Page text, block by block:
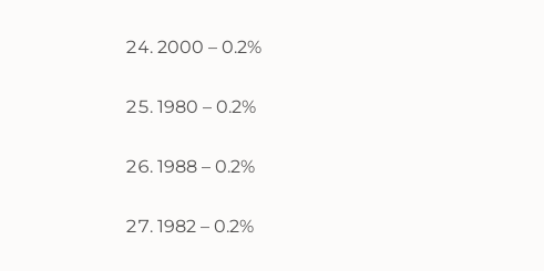
2000 – 0.2%
1980 – 0.2%
1988 – 0.2%
1982 – 0.2%